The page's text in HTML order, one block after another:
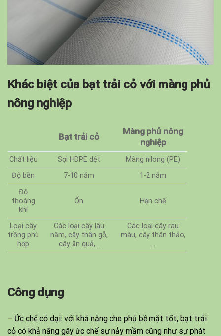
Khác biệt của bạt trải cỏ với màng phủ
nông nghiệp
Bạt trải cỏ
Màng phủ nông
nghiệp
Chất liệu Sợi HDPE dệt
Màng nilong (PE)
Độ bền
7-10 năm
1-2 năm
Độ
thoáng
khí
Ổn Hạn chế
Loại cây
trồng phù
hợp
Các loại cây lâu
năm, cây thân gỗ,
cây ăn quả,…
Các loại cây rau
màu, cây thân thảo,
…
Công dụng
– Ức chế cỏ dại: với khả năng che phủ bề mặt tốt, bạt trải
cỏ có khả năng gây ức chế sự nảy mầm cũng như sự phát